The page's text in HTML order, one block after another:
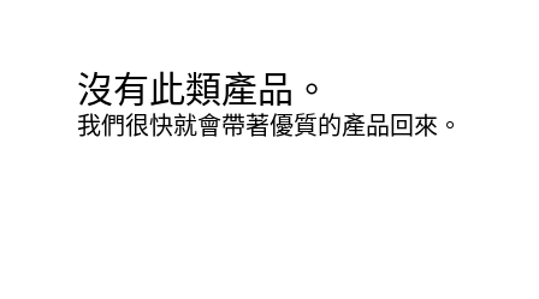
沒有此類產品。
我們很快就會帶著優質的產品回來。